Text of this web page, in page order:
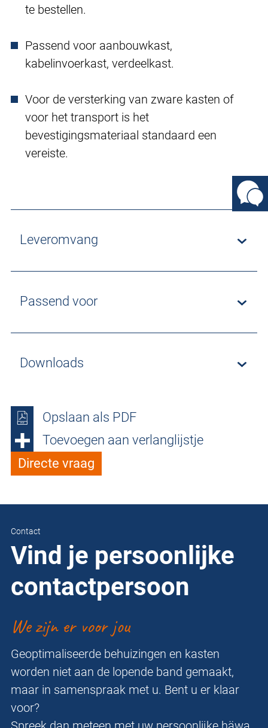
te bestellen.
Passend voor aanbouwkast,
kabelinvoerkast, verdeelkast.
Voor de versterking van zware kasten of
voor het transport is het
bevestigingsmateriaal standaard een
vereiste.
Leveromvang
Passend voor
Downloads
Opslaan als PDF
Toevoegen aan verlanglijstje
Directe vraag
Contact
Vind je persoonlijke
contactpersoon
We zijn er voor jou
Geoptimaliseerde behuizingen en kasten
worden niet aan de lopende band gemaakt,
maar in samenspraak met u. Bent u er klaar
voor?